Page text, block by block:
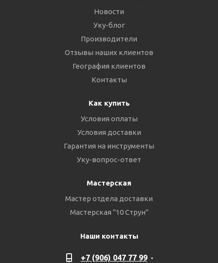
Новости
Уку-блог
Производители
Отзывы наших клиентов
География клиентов
Контакты
Как купить
Условия оплаты
Условия доставки
Гарантия на инструменты
Уку-вопрос-ответ
Мастерская
Мастер отдела доставки
Мастерская "10 Струн"
Наши контакты
+7 (906) 047 77 99